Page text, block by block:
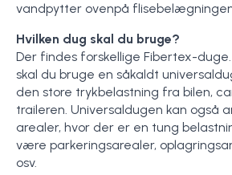
vandpytter ovenpå
Hvilken dug skal du bruge?
Der findes forskellige Fibertex-duge.
skal du bruge en såkaldt
den store trykbelastning fra bilen,
traileren. Universaldugen kan også
arealer, hvor der er en tung
være parkeringsarealer,
osv.